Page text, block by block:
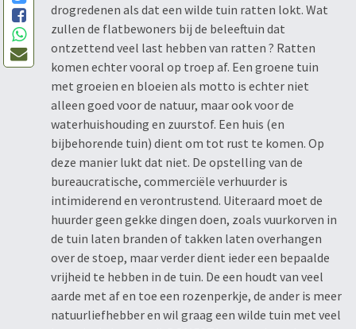
drogredenen als dat een wilde tuin ratten lokt. Wat
zullen de flatbewoners bij de beleeftuin dat
ontzettend veel last hebben van ratten ? Ratten
komen echter vooral op troep af. Een groene tuin
met groeien en bloeien als motto is echter niet
alleen goed voor de natuur, maar ook voor de
waterhuishouding en zuurstof. Een huis (en
bijbehorende tuin) dient om tot rust te komen. Op
deze manier lukt dat niet. De opstelling van de
bureaucratische, commerciële verhuurder is
intimiderend en verontrustend. Uiteraard moet de
huurder geen gekke dingen doen, zoals vuurkorven in
de tuin laten branden of takken laten overhangen
over de stoep, maar verder dient ieder een bepaalde
vrijheid te hebben in de tuin. De een houdt van veel
aarde met af en toe een rozenperkje, de ander is meer
natuurliefhebber en wil graag een wilde tuin met veel